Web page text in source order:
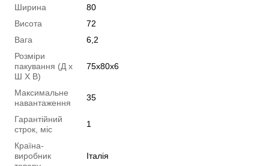
Ширина
80
Висота
72
Вага
6,2
Розміри
пакування (Д х
Ш Х В)
75х80х6
Максимальне
навантаження
35
Гарантійний
строк, міс
1
Країна-
виробник
Італія